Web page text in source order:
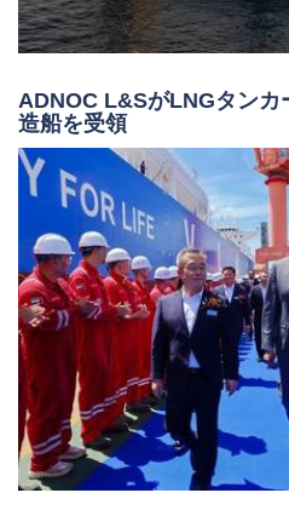
ADNOC L&SがLNGタンカ
造船を受領